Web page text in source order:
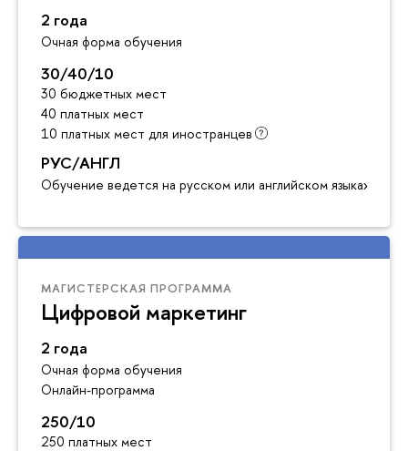
2 года
Очная форма обучения
30/40/10
30 бюджетных мест
40 платных мест
10 платных мест для иностранцев
РУС/АНГЛ
Обучение ведется на русском или английском языках
МАГИСТЕРСКАЯ ПРОГРАММА
Цифровой маркетинг
2 года
Очная форма обучения
Онлайн-программа
250/10
250 платных мест